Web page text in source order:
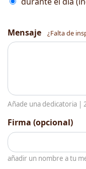
Mensaje ¿Falta de
Añade una dedicatoria |
Firma (opcional)
añadir un nombre a tu